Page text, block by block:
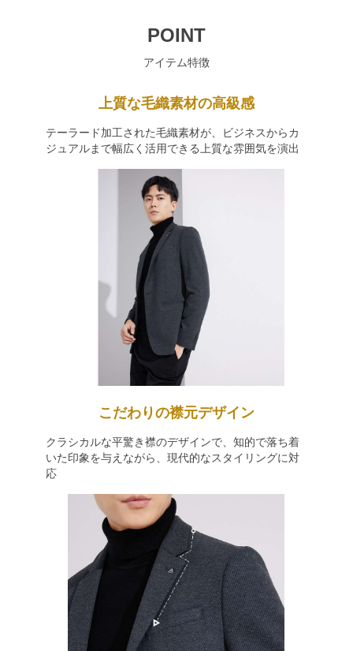
POINT
アイテム特徴
上質な毛織素材の高級感
テーラード加工された毛織素材が、ビジネスからカ
ジュアルまで幅広く活用できる上質な雰囲気を演出
こだわりの襟元デザイン
クラシカルな平驚き襟のデザインで、知的で落ち着
いた印象を与えながら、現代的なスタイリングに対
応